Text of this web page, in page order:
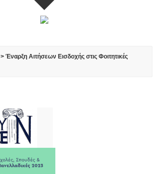
>Έναρξη Αιτήσεων Εισδοχής στις Φοιτητικές